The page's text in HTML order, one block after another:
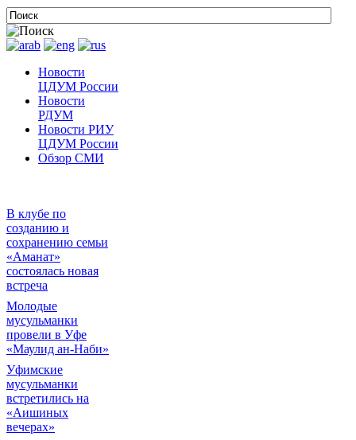
Новости
ЦДУМ России
Новости
РДУМ
Новости РИУ
ЦДУМ России
Обзор СМИ
В клубе по
созданию и
сохранению семьи
«Аманат»
состоялась новая
встреча
Молодые
мусульманки
провели в Уфе
«Маулид ан-Наби»
Уфимские
мусульманки
встретились на
«Аишиных
вечерах»